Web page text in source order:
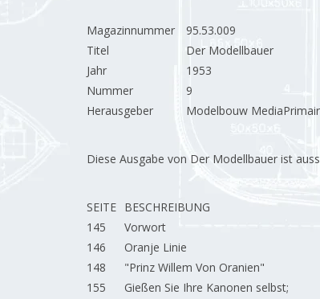
Magazinnummer
95.53.009
Titel
Der Modellbauer
Jahr
1953
Nummer
9
Herausgeber
Modelbouw MediaPrimair
Diese Ausgabe von Der Modellbauer ist
SEITE BESCHREIBUNG
145
Vorwort
146
Oranje Linie
148
"Prinz Willem Von Oranien"
155
Gießen Sie Ihre Kanonen selbst;